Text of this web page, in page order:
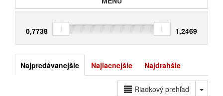
0,7738 1,2469
Najpredávanejšie Najlacnejšie Najdrahšie
Riadkový prehľad